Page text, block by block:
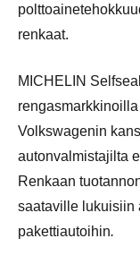
renkaat.
MICHELIN
Volkswagenin
autonvalmistajilta
Renkaan
saataville lukuisiin
pakettiautoihin.